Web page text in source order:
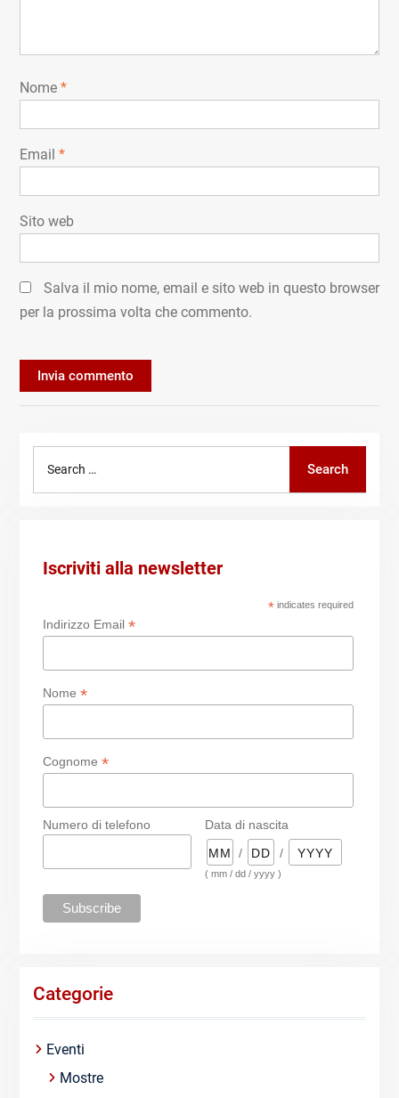
Nome *
Email *
Sito web
Salva il mio nome, email e sito web in questo browser
per la prossima volta che commento.
Search
Iscriviti alla newsletter
*indicates required
Indirizzo Email *
Nome *
Cognome *
Numero di telefono
Data di nascita
/
/
( mm / dd / yyyy )
Categorie
Eventi
Mostre